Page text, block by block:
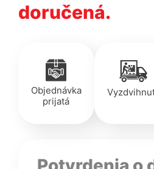
doručená.
Objednávka
prijatá